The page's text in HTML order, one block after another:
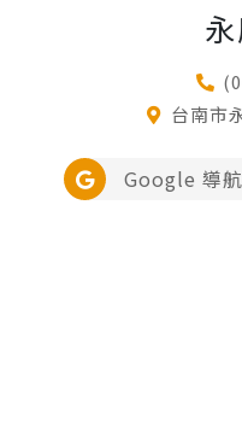
無疑是台南最具風格的
謀而合。」-這正是明
手的關鍵。 明格眼鏡
學創造完美共鳴。更重
台南市
Google 導航